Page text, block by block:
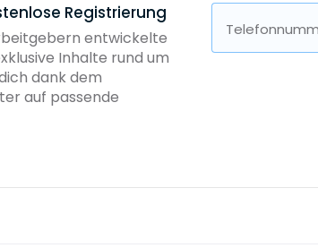
Registrierung
entwickelte
Inhalte rund um
dank dem
auf passende